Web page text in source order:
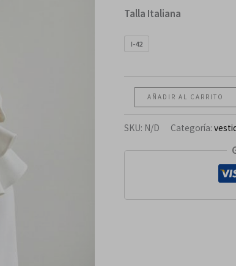
Talla Italiana
I-42
AÑADIR AL CARRITO
SKU: N/D Categoría: